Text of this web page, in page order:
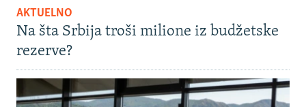
AKTUELNO
Na šta Srbija troši milione iz budžetske
rezerve?